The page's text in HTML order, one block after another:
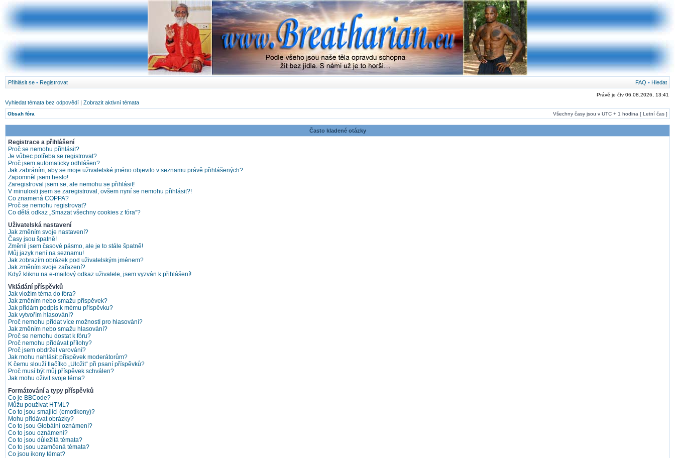
Přihlásit se • Registrovat FAQ • Hledat
Právě je čtv 06.08.2026, 13:41
Vyhledat témata bez odpovědí | Zobrazit aktivní témata
Obsah fóra Všechny časy jsou v UTC + 1 hodina [ Letní čas ]
Často kladené otázky
Registrace a přihlášení
Proč se nemohu přihlásit?
Je vůbec potřeba se registrovat?
Proč jsem automaticky odhlášen?
Jak zabráním, aby se moje uživatelské jméno objevilo v seznamu právě přihlášených?
Zapomněl jsem heslo!
Zaregistroval jsem se, ale nemohu se přihlásit!
V minulosti jsem se zaregistroval, ovšem nyní se nemohu přihlásit?!
Co znamená COPPA?
Proč se nemohu registrovat?
Co dělá odkaz „Smazat všechny cookies z fóra“?
Uživatelská nastavení
Jak změním svoje nastavení?
Časy jsou špatně!
Změnil jsem časové pásmo, ale je to stále špatně!
Můj jazyk není na seznamu!
Jak zobrazím obrázek pod uživatelským jménem?
Jak změním svoje zařazení?
Když kliknu na e-mailový odkaz uživatele, jsem vyzván k přihlášení!
Vkládání příspěvků
Jak vložím téma do fóra?
Jak změním nebo smažu příspěvek?
Jak přidám podpis k mému příspěvku?
Jak vytvořím hlasování?
Proč nemohu přidat více možností pro hlasování?
Jak změním nebo smažu hlasování?
Proč se nemohu dostat k fóru?
Proč nemohu přidávat přílohy?
Proč jsem obdržel varování?
Jak mohu nahlásit příspěvek moderátorům?
K čemu slouží tlačítko „Uložit“ při psaní příspěvků?
Proč musí být můj příspěvek schválen?
Jak mohu oživit svoje téma?
Formátování a typy příspěvků
Co je BBCode?
Můžu používat HTML?
Co to jsou smajlíci (emotikony)?
Mohu přidávat obrázky?
Co to jsou Globální oznámení?
Co to jsou oznámení?
Co to jsou důležitá témata?
Co to jsou uzamčená témata?
Co jsou ikony témat?